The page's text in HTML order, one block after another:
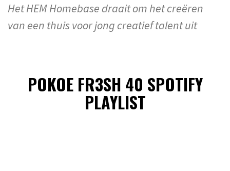
Het HEM Homebase draait om het creëren
van een thuis voor jong creatief talent uit
POKOE FR3SH 40 SPOTIFY
PLAYLIST